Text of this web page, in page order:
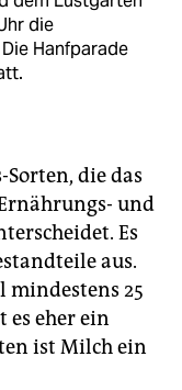
die
Hanfparade
Sorten, die das
und
Es
aus.
mindestens 25
es eher ein
ist Milch ein